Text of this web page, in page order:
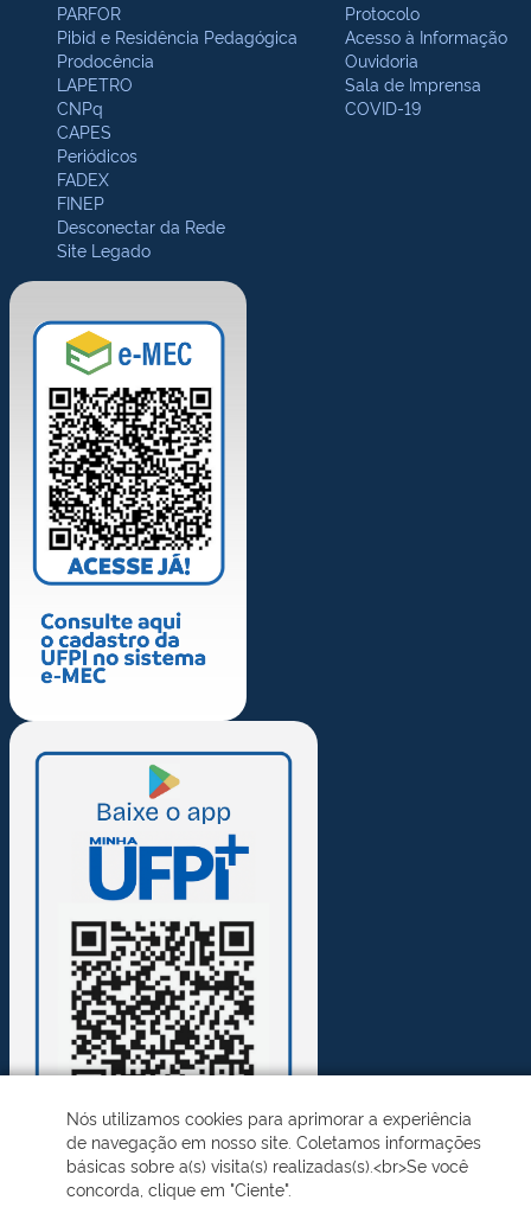
PARFOR
Pibid e Residência Pedagógica
Prodocência
LAPETRO
CNPq
CAPES
Periódicos
FADEX
FINEP
Desconectar da Rede
Site Legado
Protocolo
Acesso à Informação
Ouvidoria
Sala de Imprensa
COVID-19
Nós utilizamos cookies para aprimorar a experiência
de navegação em nosso site. Coletamos informações
básicas sobre a(s) visita(s) realizadas(s).<br>Se você
concorda, clique em "Ciente".